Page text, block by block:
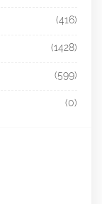
(416)
(1428)
(599)
(0)